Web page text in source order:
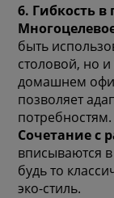
6. Гибкость
быть
столовой, но
домашнем
позволяет
потребностям.
Сочетание с
вписываются
будь то
эко-стиль.